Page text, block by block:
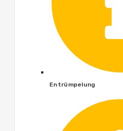
Entrümpelung